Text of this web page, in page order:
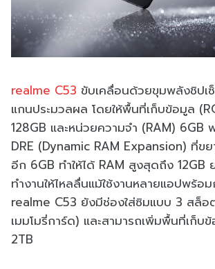
realme C53 ขับเคลื่อนด้วยขุมพลังชิปเ
แกนประมวลผล โดยให้พื้นที่เก็บข้อมูล
128GB และหน่วยความจำ (RAM) 6GB
DRE (Dynamic RAM Expansion) ที่ข
อีก 6GB ทำให้ได้ RAM สูงสุดถึง 12GB
ทำงานให้ไหลลื่นแม้ใช้งานหลายแอปพร้อ
realme C53 ยังมีช่องใส่ซิมแบบ 3 สล็อ
เมมโมรี่การ์ด) และสามารถเพิ่มพื้นที่เก็บ
2TB